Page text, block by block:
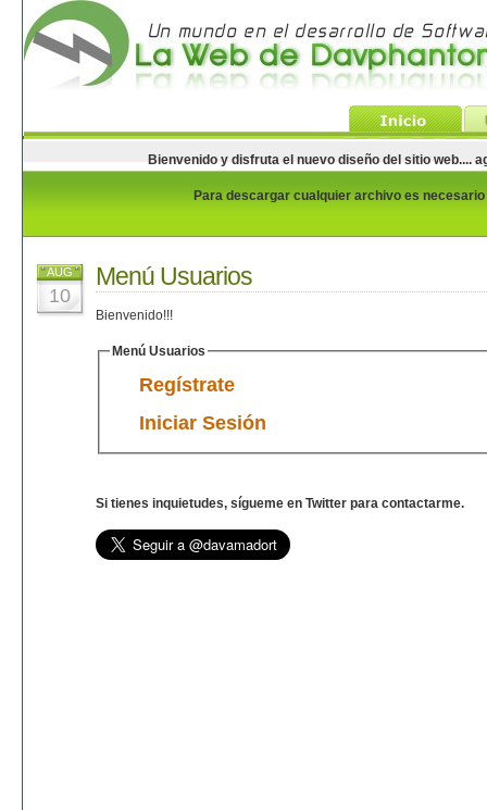
Bienvenido y disfruta el nuevo diseño del sitio web....
Para descargar cualquier archivo es
AUG
10
Menú Usuarios
Bienvenido!!!
Menú Usuarios
Regístrate
Iniciar Sesión
Si tienes inquietudes, sígueme en Twitter para contactarme.